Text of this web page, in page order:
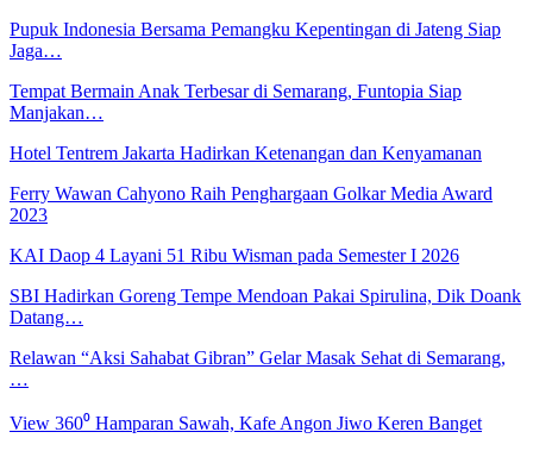
Pupuk Indonesia Bersama Pemangku Kepentingan di Jateng Siap
Jaga…
Tempat Bermain Anak Terbesar di Semarang, Funtopia Siap
Manjakan…
Hotel Tentrem Jakarta Hadirkan Ketenangan dan Kenyamanan
Ferry Wawan Cahyono Raih Penghargaan Golkar Media Award
2023
KAI Daop 4 Layani 51 Ribu Wisman pada Semester I 2026
SBI Hadirkan Goreng Tempe Mendoan Pakai Spirulina, Dik Doank
Datang…
Relawan “Aksi Sahabat Gibran” Gelar Masak Sehat di Semarang,
…
View 360⁰ Hamparan Sawah, Kafe Angon Jiwo Keren Banget